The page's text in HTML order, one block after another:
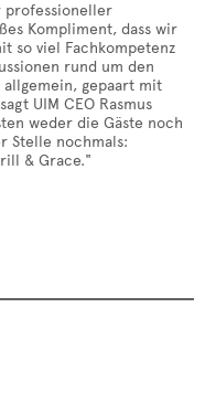
professioneller
Kompliment, dass wir
so viel Fachkompetenz
rund um den
gepaart mit
UIM CEO Rasmus
weder die Gäste noch
Stelle nochmals:
& Grace."